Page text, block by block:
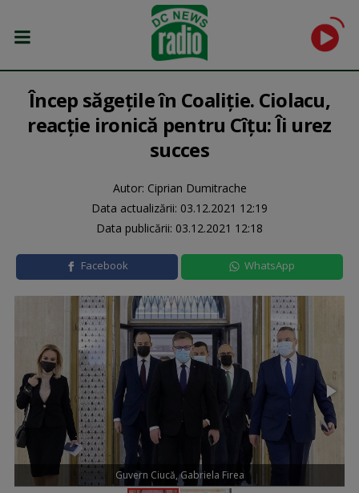
Încep săgețile în Coaliție. Ciolacu,
reacție ironică pentru Cîțu: Îi urez
succes
Autor: Ciprian Dumitrache
Data actualizării: 03.12.2021 12:19
Data publicării: 03.12.2021 12:18
Facebook WhatsApp
Guvern Ciucă, Gabriela Firea